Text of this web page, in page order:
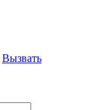
Вызвать